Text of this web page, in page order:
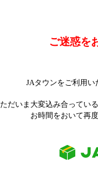
ご迷惑を
JAタウンをご利用い
ただいま大変込み合ってい
お時間をおいて再